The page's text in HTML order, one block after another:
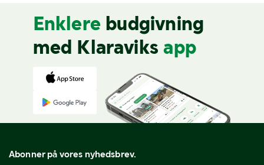
Enklere budgivning
med Klaraviks app
Abonner på vores nyhedsbrev.